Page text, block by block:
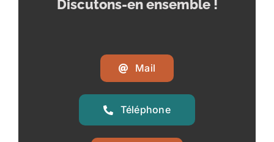
Discutons-en ensemble !
Mail
Téléphone